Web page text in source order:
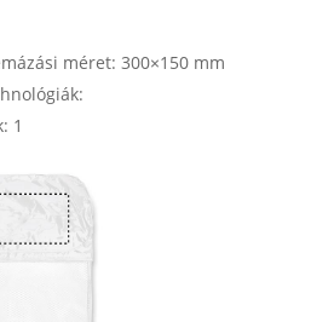
méret: 300×150 mm
1